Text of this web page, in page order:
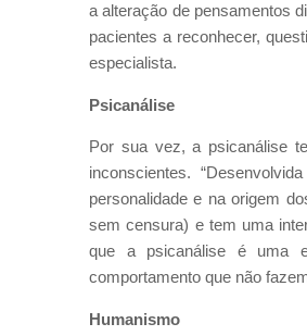
a alteração de pensamentos
pacientes a reconhecer,
especialista.
Psicanálise
Por sua vez, a psicanálise
inconscientes.
personalidade e na origem
sem censura) e tem uma
que a psicanálise é uma
comportamento que não
Humanismo